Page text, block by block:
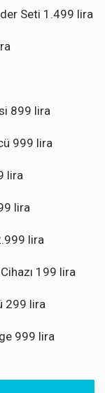
Seti 1.499 lira
899 lira
999 lira
lira
lira
lira
199 lira
299 lira
999 lira